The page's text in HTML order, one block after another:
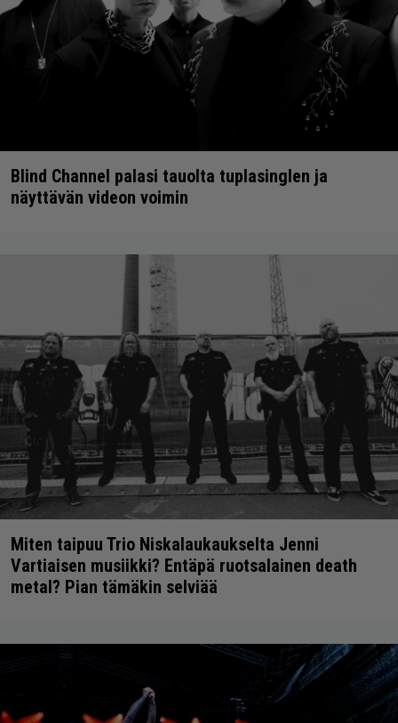
Blind Channel palasi tauolta tuplasinglen ja
näyttävän videon voimin
Miten taipuu Trio Niskalaukaukselta Jenni
Vartiaisen musiikki? Entäpä ruotsalainen death
metal? Pian tämäkin selviää